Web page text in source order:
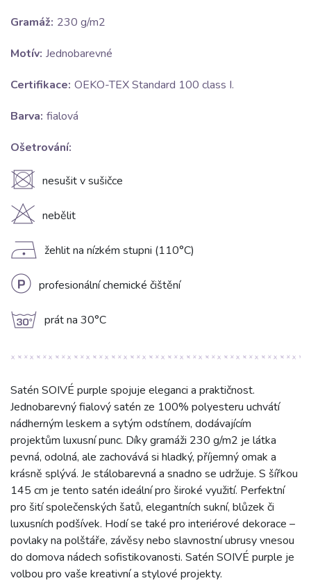
Gramáž: 230 g/m2
Motív: Jednobarevné
Certifikace: OEKO-TEX Standard 100 class I.
Barva: fialová
Ošetrování:
U nesušit v sušičce
H nebělit
D žehlit na nízkém stupni (110°C)
L profesionální chemické čištění
g prát na 30°C
Satén SOIVÉ purple spojuje eleganci a praktičnost.
Jednobarevný fialový satén ze 100% polyesteru uchvátí
nádherným leskem a sytým odstínem, dodávajícím
projektům luxusní punc. Díky gramáži 230 g/m2 je látka
pevná, odolná, ale zachovává si hladký, příjemný omak a
krásně splývá. Je stálobarevná a snadno se udržuje. S šířkou
145 cm je tento satén ideální pro široké využití. Perfektní
pro šití společenských šatů, elegantních sukní, blůzek či
luxusních podšívek. Hodí se také pro interiérové dekorace –
povlaky na polštáře, závěsy nebo slavnostní ubrusy vnesou
do domova nádech sofistikovanosti. Satén SOIVÉ purple je
volbou pro vaše kreativní a stylové projekty.